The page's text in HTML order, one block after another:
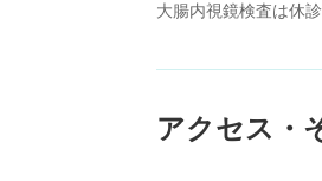
大腸内視鏡検査は休
アクセス・